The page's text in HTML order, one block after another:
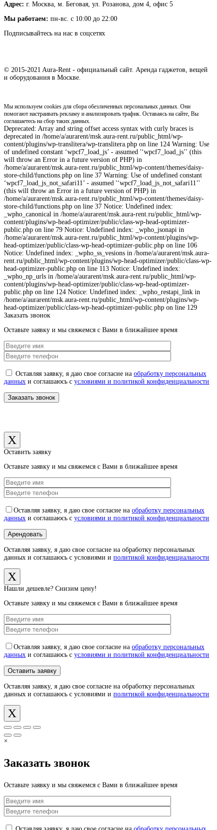
Адрес: г. Москва, м. Беговая, ул. Розанова, дом 4, офис 5
Мы работаем: пн-вс. с 10:00 до 22:00
Подписывайтесь на нас в соцсетях
© 2015-2021 Aura-Rent - официальный сайт. Аренда гаджетов, вещей
и оборудования в Москве.
Мы используем cookies для сбора обезличенных персональных данных. Они
помогают настраивать рекламу и анализировать трафик. Оставаясь на сайте, Вы
соглашаетесь на сбор таких данных.
Deprecated: Array and string offset access syntax with curly braces is
deprecated in /home/a/aurarent/msk.aura-rent.ru/public_html/wp-
content/plugins/wp-translitera/wp-translitera.php on line 124 Warning: Use
of undefined constant ‘wpcf7_load_js’ - assumed '‘wpcf7_load_js’' (this
will throw an Error in a future version of PHP) in
/home/a/aurarent/msk.aura-rent.ru/public_html/wp-content/themes/daisy-
store-child/functions.php on line 37 Warning: Use of undefined constant
‘wpcf7_load_js_not_safari11’ - assumed '‘wpcf7_load_js_not_safari11’'
(this will throw an Error in a future version of PHP) in
/home/a/aurarent/msk.aura-rent.ru/public_html/wp-content/themes/daisy-
store-child/functions.php on line 37 Notice: Undefined index:
_wpho_canonical in /home/a/aurarent/msk.aura-rent.ru/public_html/wp-
content/plugins/wp-head-optimizer/public/class-wp-head-optimizer-
public.php on line 79 Notice: Undefined index: _wpho_jsonapi in
/home/a/aurarent/msk.aura-rent.ru/public_html/wp-content/plugins/wp-
head-optimizer/public/class-wp-head-optimizer-public.php on line 106
Notice: Undefined index: _wpho_ss_vesions in /home/a/aurarent/msk.aura-
rent.ru/public_html/wp-content/plugins/wp-head-optimizer/public/class-wp-
head-optimizer-public.php on line 113 Notice: Undefined index:
_wpho_np_urls in /home/a/aurarent/msk.aura-rent.ru/public_html/wp-
content/plugins/wp-head-optimizer/public/class-wp-head-optimizer-
public.php on line 124 Notice: Undefined index: _wpho_restapi_link in
/home/a/aurarent/msk.aura-rent.ru/public_html/wp-content/plugins/wp-
head-optimizer/public/class-wp-head-optimizer-public.php on line 129
Заказать звонок
Оставьте заявку и мы свяжемся с Вами в ближайшее время
Оставляя заявку, я даю свое согласие на обработку персональных
данных и соглашаюсь с условиями и политикой конфиденциальности
X
Оставить заявку
Оставьте заявку и мы свяжемся с Вами в ближайшее время
Оставляя заявку, я даю свое согласие на обработку персональных
данных и соглашаюсь с условиями и политикой конфиденциальности
Оставляя заявку, я даю свое согласие на обработку персональных
данных и соглашаюсь с условиями и политикой конфиденциальности
X
Нашли дешевле? Снизим цену!
Оставьте заявку и мы свяжемся с Вами в ближайшее время
Оставляя заявку, я даю свое согласие на обработку персональных
данных и соглашаюсь с условиями и политикой конфиденциальности
Оставляя заявку, я даю свое согласие на обработку персональных
данных и соглашаюсь с условиями и политикой конфиденциальности
X
×
Заказать звонок
Оставьте заявку и мы свяжемся с Вами в ближайшее время